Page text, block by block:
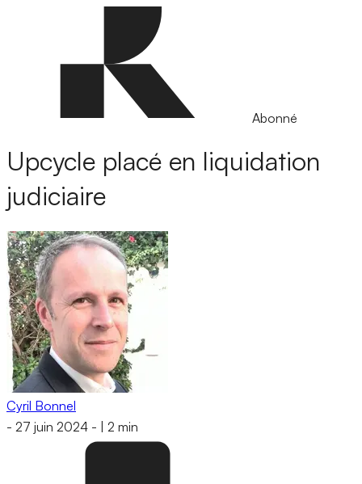
Abonné
Upcycle placé en liquidation
judiciaire
Cyril Bonnel
- 27 juin 2024 - 2 min